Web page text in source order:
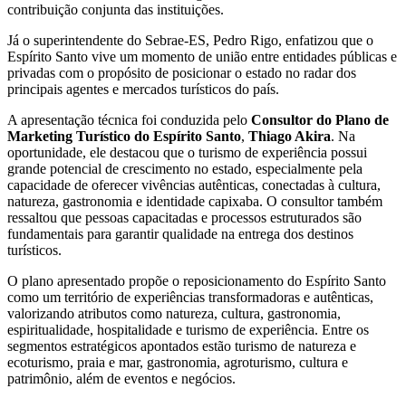
contribuição conjunta das instituições.
Já o superintendente do Sebrae-ES, Pedro Rigo, enfatizou que o
Espírito Santo vive um momento de união entre entidades públicas e
privadas com o propósito de posicionar o estado no radar dos
principais agentes e mercados turísticos do país.
A apresentação técnica foi conduzida pelo Consultor do Plano de
Marketing Turístico do Espírito Santo, Thiago Akira. Na
oportunidade, ele destacou que o turismo de experiência possui
grande potencial de crescimento no estado, especialmente pela
capacidade de oferecer vivências autênticas, conectadas à cultura,
natureza, gastronomia e identidade capixaba. O consultor também
ressaltou que pessoas capacitadas e processos estruturados são
fundamentais para garantir qualidade na entrega dos destinos
turísticos.
O plano apresentado propõe o reposicionamento do Espírito Santo
como um território de experiências transformadoras e autênticas,
valorizando atributos como natureza, cultura, gastronomia,
espiritualidade, hospitalidade e turismo de experiência. Entre os
segmentos estratégicos apontados estão turismo de natureza e
ecoturismo, praia e mar, gastronomia, agroturismo, cultura e
patrimônio, além de eventos e negócios.